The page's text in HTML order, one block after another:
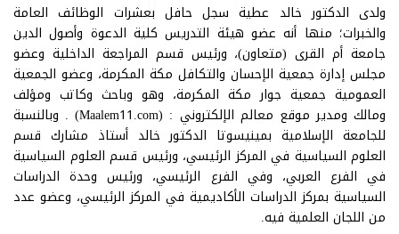
ولدى الدكتور خالد عطية سجل حافل بعشرات الوظائف العامة
والخبرات؛ منها أنه عضو هيئة التدريس كلية الدعوة وأصول الدين
جامعة أم القرى (متعاون)، ورئيس قسم المراجعة الداخلية وعضو
مجلس إدارة جمعية الإحسان والتكافل مكة المكرمة، وعضو الجمعية
العمومية جمعية جوار مكة المكرمة، وهو وباحث وكاتب ومؤلف
ومالك ومدير موقع معالم الإلكتروني : (Maalem11.com) . وبالنسبة
للجامعة الإسلامية بمينيسوتا الدكتور خالد أستاذ مشارك قسم
العلوم السياسية في المركز الرئيسي، ورئيس قسم العلوم السياسية
في الفرع العربي، وفي الفرع الرئيسي، ورئيس وحدة الدراسات
السياسية بمركز الدراسات الأكاديمية في المركز الرئيسي، وعضو عدد
من اللجان العلمية فيه.